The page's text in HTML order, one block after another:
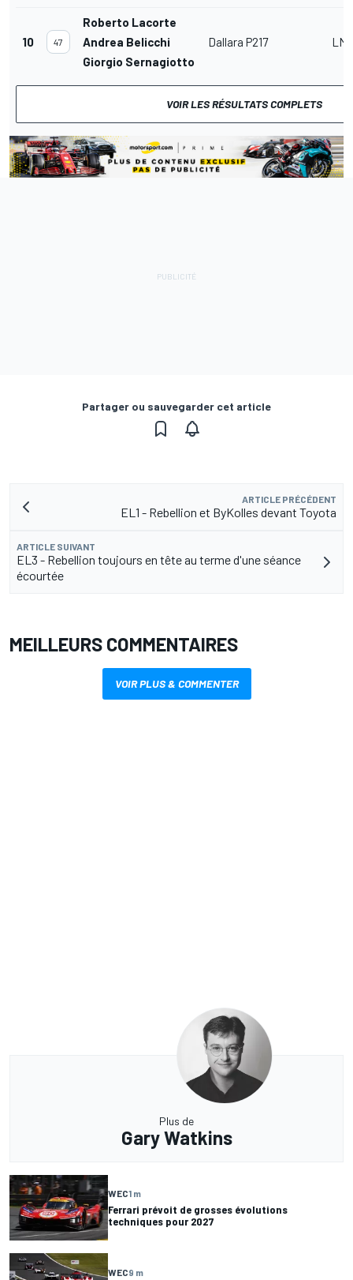
10 47
Roberto Lacorte
Andrea Belicchi
Giorgio Sernagiotto
Dallara P217
VOIR LES RÉSULTATS COMPLETS
Partager ou sauvegarder cet article
ARTICLE PRÉCÉDENT
EL1 - Rebellion et ByKolles devant Toyota
ARTICLE SUIVANT
EL3 - Rebellion toujours en tête au terme d'une séance
écourtée
MEILLEURS COMMENTAIRES
VOIR PLUS & COMMENTER
Plus de
Gary Watkins
WEC1 m
Ferrari prévoit de grosses évolutions
techniques pour 2027
WEC9 m